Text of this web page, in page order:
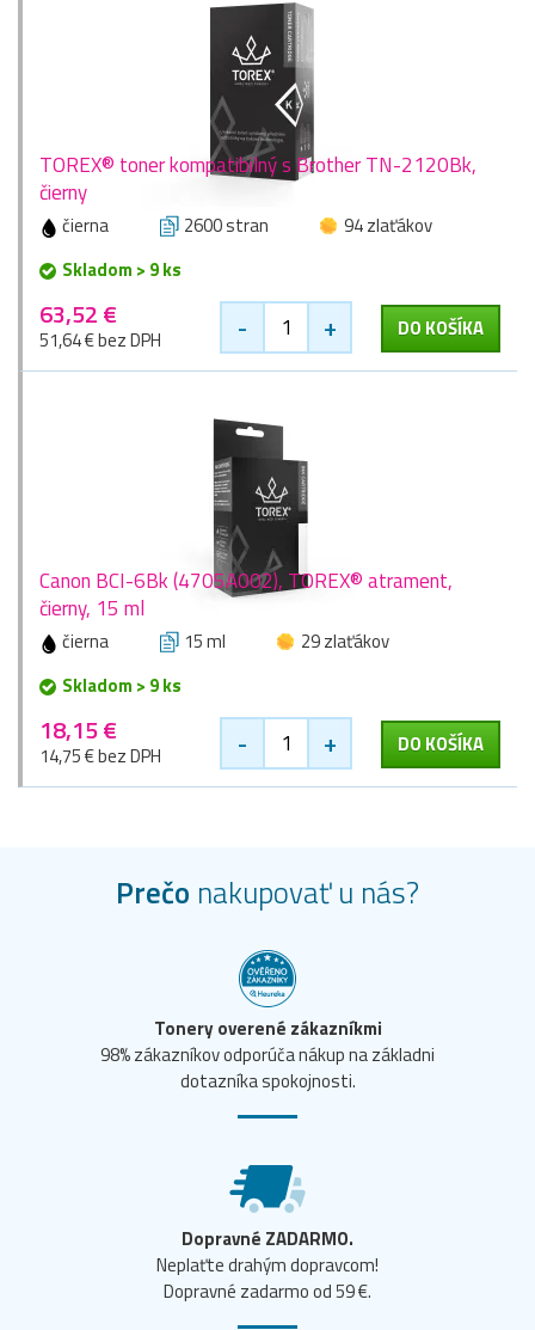
TOREX® toner kompatibilný s Brother TN-2120Bk,
čierny
čierna 2600 stran
94 zlaťákov
Skladom > 9 ks
63,52 €
51,64 € bez DPH - + DO KOŠÍKA
Canon BCI-6Bk (4705A002), TOREX® atrament,
čierny, 15 ml
čierna 15 ml
29 zlaťákov
Skladom > 9 ks
18,15 €
14,75 € bez DPH - + DO KOŠÍKA
Prečo nakupovať u nás?
Tonery overené zákazníkmi
98% zákazníkov odporúča nákup na základni
dotazníka spokojnosti.
Dopravné ZADARMO.
Neplaťte drahým dopravcom!
Dopravné zadarmo od 59 €.